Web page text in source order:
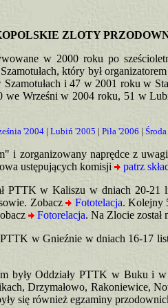
ZLOTY
w 2000 roku po
który był
i 47 w 2001 roku w
Wrześni w 2004 roku, 51 w
'2004 | Lubiń '2005 | Piła '2006 |
zorganizowany naprędce z
ustępujących komisji
patrz
PTTK w Kaliszu w dniach 20-21
Zobacz
Fototelacja. Kolejny
Fotorelacja. Na Zlocie został
w Gnieźnie w dniach 16-17
były Oddziały PTTK w Buku i
Drzymałowo, Rakoniewice,
się również egzaminy